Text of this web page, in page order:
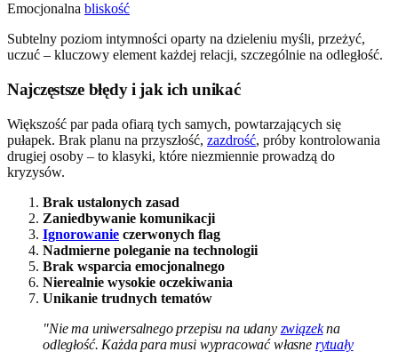
Emocjonalna bliskość
Subtelny poziom intymności oparty na dzieleniu myśli, przeżyć,
uczuć – kluczowy element każdej relacji, szczególnie na odległość.
Najczęstsze błędy i jak ich unikać
Większość par pada ofiarą tych samych, powtarzających się
pułapek. Brak planu na przyszłość, zazdrość, próby kontrolowania
drugiej osoby – to klasyki, które niezmiennie prowadzą do
kryzysów.
Brak ustalonych zasad
Zaniedbywanie komunikacji
Ignorowanie czerwonych flag
Nadmierne poleganie na technologii
Brak wsparcia emocjonalnego
Nierealnie wysokie oczekiwania
Unikanie trudnych tematów
"Nie ma uniwersalnego przepisu na udany związekna
odległość. Każda para musi wypracować własne rytuały